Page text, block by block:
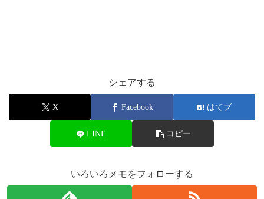
シェアする
X Facebook はてブ
LINE コピー
いろいろメモをフォローする